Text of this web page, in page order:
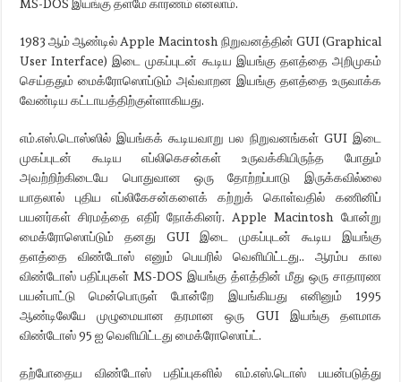
MS-DOS இயங்கு தளமே காரணம் எனலாம்.
1983 ஆம் ஆண்டில் Apple Macintosh நிறுவனத்தின் GUI (Graphical
User Interface) இடை முகப்புடன் கூடிய இயங்கு தளத்தை அறிமுகம்
செய்ததும் மைக்ரோஸொப்டும் அவ்வாறன இயங்கு தளத்தை உருவாக்க
வேண்டிய கட்டாயத்திற்குள்ளாகியது.
எம்.எஸ்.டொஸ்ஸில் இயங்கக் கூடியவாறு பல நிறுவனங்கள் GUI இடை
முகப்புடன் கூடிய எப்லிகெசன்கள் உருவக்கியிருந்த போதும்
அவற்றிற்கிடையே பொதுவான ஒரு தோற்றப்பாடு இருக்கவில்லை
யாதலால் புதிய எப்லிகேசன்களைக் கற்றுக் கொள்வதில் கணினிப்
பயனர்கள் சிரமத்தை எதிர் நோக்கினர். Apple Macintosh போன்று
மைக்ரோஸொப்டும் தனது GUI இடை முகப்புடன் கூடிய இயங்கு
தளத்தை விண்டோஸ் எனும் பெயரில் வெளியிட்டது.. ஆரம்ப கால
விண்டோஸ் பதிப்புகள் MS-DOS இயங்கு த்ளத்தின் மீது ஒரு சாதாரண
பயன்பாட்டு மென்பொருள் போன்றே இயங்கியது எனினும் 1995
ஆண்டிலேயே முழுமையான தரமான ஒரு GUI இயங்கு தளமாக
விண்டோஸ் 95 ஐ வெளியிட்டது மைக்ரோஸொப்ட்.
தற்போதைய விண்டோஸ் பதிப்புகளில் எம்.எஸ்.டொஸ் பயன்படுத்து